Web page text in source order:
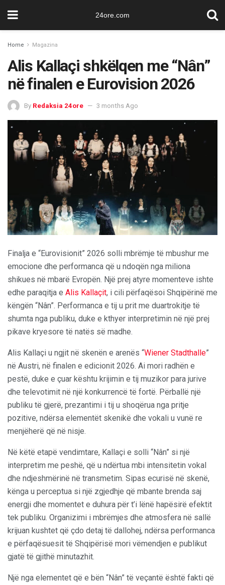
24ore.com
Home Magazina
Alis Kallaçi shkëlqen me “Nân”
në finalen e Eurovision 2026
By Redaksia 24ore 3 months Ago
Finalja e “Eurovisionit” 2026 solli mbrëmje të mbushur me
emocione dhe performanca që u ndoqën nga miliona
shikues në mbarë Evropën. Një prej atyre momenteve ishte
edhe paraqitja e Alis Kallaçit, i cili përfaqësoi Shqipërinë me
këngën “Nân”. Performanca e tij u prit me duartrokitje të
shumta nga publiku, duke e kthyer interpretimin në një prej
pikave kryesore të natës së madhe.
Alis Kallaçi u ngjit në skenën e arenës “Wiener Stadthalle”
në Austri, në finalen e edicionit 2026. Ai mori radhën e
pestë, duke e çuar kështu krijimin e tij muzikor para jurive
dhe televotimit në një konkurrencë të fortë. Përballë një
publiku të gjerë, prezantimi i tij u shoqërua nga pritje
pozitive, ndërsa elementët skenikë dhe vokali u vunë re
menjëherë që në nisje.
Në këtë etapë vendimtare, Kallaçi e solli “Nân” si një
interpretim me peshë, që u ndërtua mbi intensitetin vokal
dhe ndjeshmërinë në transmetim. Sipas ecurisë në skenë,
kënga u perceptua si një zgjedhje që mbante brenda saj
energji dhe momentet e duhura për t’i lënë hapësirë efektit
tek publiku. Organizimi i mbrëmjes dhe atmosfera në sallë
krijuan kushtet që çdo detaj të dallohej, ndërsa performanca
e përfaqësuesit të Shqipërisë mori vëmendjen e publikut
gjatë të gjithë minutazhit.
Një nga elementet që e bën “Nân” të veçantë është fakti që